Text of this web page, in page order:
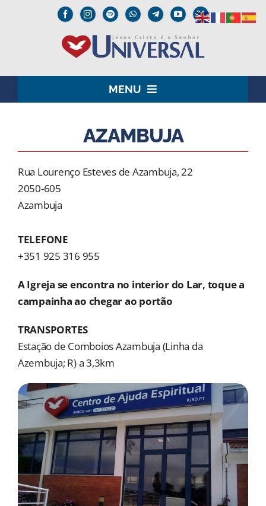
MENU
INSTITUCIONAL
UNIVERSAL+
MEDIA
DOAÇÕES
Pesquisar
AZAMBUJA
Rua Lourenço Esteves de Azambuja, 22
2050-605
Azambuja
TELEFONE
+351 925 316 955
A Igreja se encontra no interior do Lar, toque a
campainha ao chegar ao portão
TRANSPORTES
Estação de Comboios Azambuja (Linha da
Azembuja; R) a 3,3km